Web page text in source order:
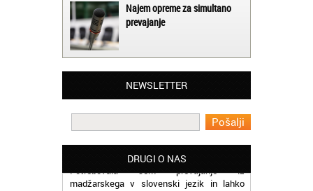
Najem opreme za simultano
prevajanje
NEWSLETTER
DRUGI O NAS
Matjaž iz Ajdovščine:
Lahko pohvalim vse zaposlene v Akademiji
Oxford, ker so resnično profesionalni in
prevajalske storitve opravljajo hitro in
učinkoviti.
Potrebovala sem prevajanje iz
vam rečem, da sem pozitivno presenečena